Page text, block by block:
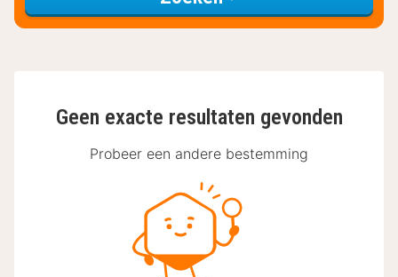
Geen exacte resultaten gevonden
Probeer een andere bestemming